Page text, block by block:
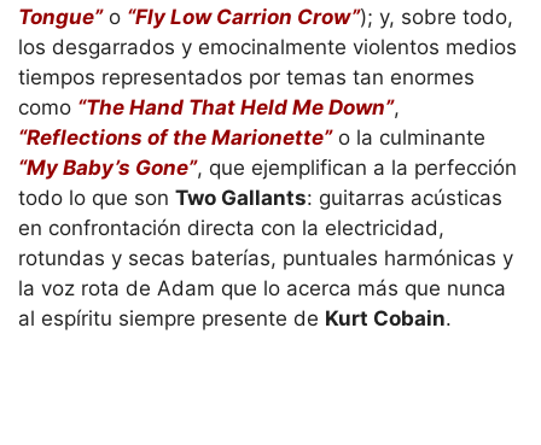
Tongue”o “Fly Low Carrion Crow”); y, sobre todo,
los desgarrados y emocinalmente violentos medios
tiempos representados por temas tan enormes
como “The Hand That Held Me Down”,
“Reflections of the Marionette”o la culminante
“My Baby’s Gone”, que ejemplifican a la perfección
todo lo que son Two Gallants: guitarras acústicas
en confrontación directa con la electricidad,
rotundas y secas baterías, puntuales harmónicas y
la voz rota de Adam que lo acerca más que nunca
al espíritu siempre presente de Kurt Cobain.